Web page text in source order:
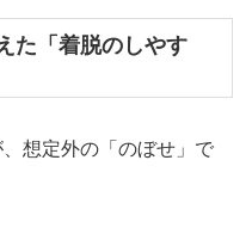
た「着脱のしやす
想定外の「のぼせ」で